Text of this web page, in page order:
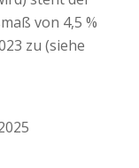
von 4,5 %
zu (siehe